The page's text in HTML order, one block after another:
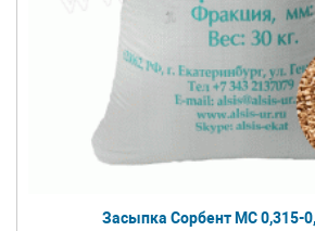
Засыпка Сорбент МС 0,315-